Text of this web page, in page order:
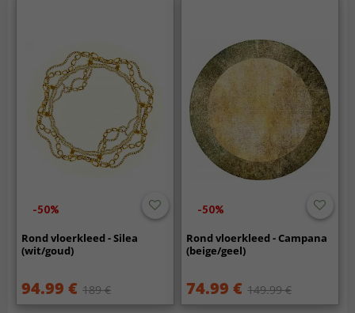
-50%
Rond vloerkleed - Silea
(wit/goud)
94.99 € 189 €
-50%
Rond vloerkleed - Campana
(beige/geel)
74.99 € 149.99 €